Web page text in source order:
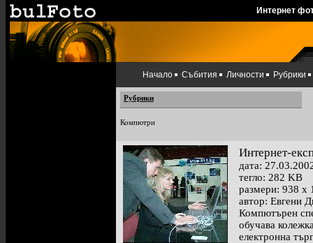
Интернет
Начало Събития Личности Рубрики
Рубрики
Компютри
Интернет-
дата:
тегло: 282 KB
размери: 938 x
автор: Евгени
Компютърен
обучава
електронна